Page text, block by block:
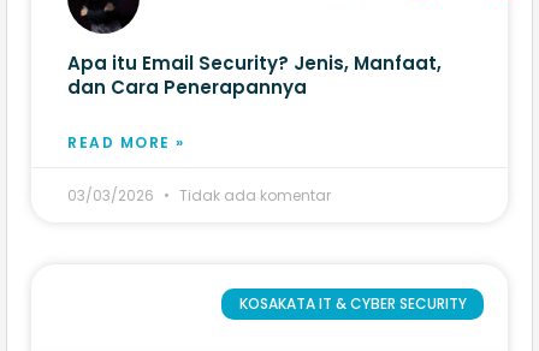
Apa itu Email Security? Jenis, Manfaat,
dan Cara Penerapannya
READ MORE »
03/03/2026 Tidak ada komentar
KOSAKATA IT & CYBER SECURITY